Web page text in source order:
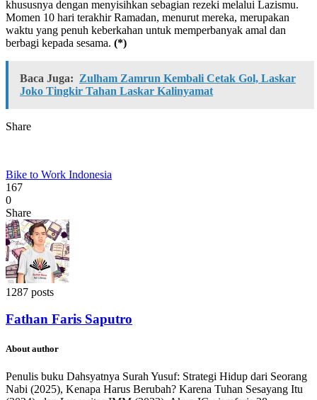
khususnya dengan menyisihkan sebagian rezeki melalui Lazismu.
Momen 10 hari terakhir Ramadan, menurut mereka, merupakan
waktu yang penuh keberkahan untuk memperbanyak amal dan
berbagi kepada sesama. (*)
Baca Juga: Zulham Zamrun Kembali Cetak Gol, Laskar
Joko Tingkir Tahan Laskar Kalinyamat
Share
Bike to Work Indonesia
167
0
Share
1287 posts
Fathan Faris Saputro
About author
Penulis buku Dahsyatnya Surah Yusuf: Strategi Hidup dari Seorang
Nabi (2025), Kenapa Harus Berubah? Karena Tuhan Sesayang Itu